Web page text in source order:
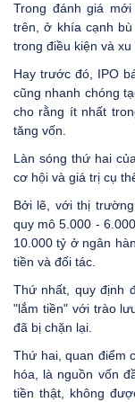
Trong đánh giá
trên, ở khía cạnh
trong điều kiện và
Hay trước đó, IPO
cũng nhanh chóng
cho rằng ít nhất
tăng vốn.
Làn sóng thứ hai
cơ hội và giá trị cụ
Bởi lẽ, với thị
quy mô 5.000 -
10.000 tỷ ở ngân
tiền và đối tác.
Thứ nhất, quy định
"lắm tiền" với trào
đã bị chặn lại.
Thứ hai, quan điểm
hóa, là nguồn vốn
tiền thật, không